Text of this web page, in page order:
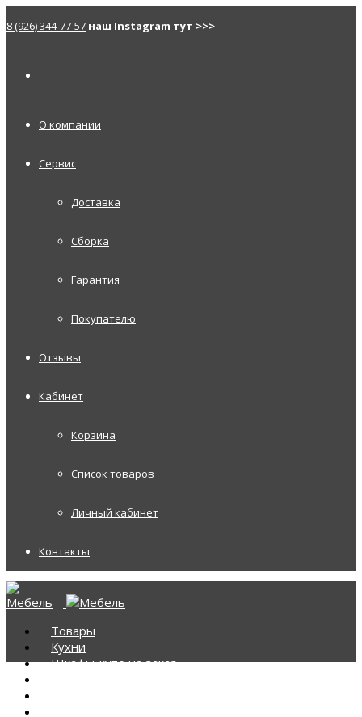
8 (926) 344-77-57 наш Instagram тут >>>
О компании
Сервис
Доставка
Сборка
Гарантия
Покупателю
Отзывы
Кабинет
Корзина
Список товаров
Личный кабинет
Контакты
Товары
Кухни
Шкафы-купе на заказ